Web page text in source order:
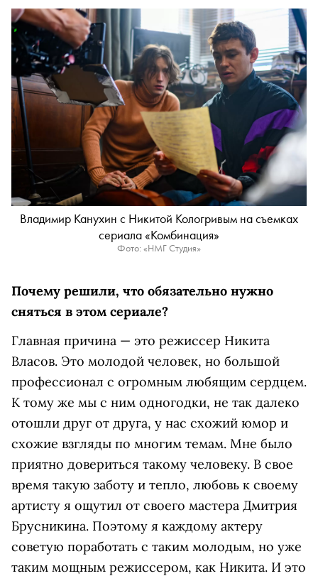
Владимир Канухин с Никитой Кологривым на съемках
сериала «Комбинация»
Фото: «НМГ Студия»
Почему решили, что обязательно нужно
сняться в этом сериале?
Главная причина — это режиссер Никита
Власов. Это молодой человек, но большой
профессионал с огромным любящим сердцем.
К тому же мы с ним одногодки, не так далеко
отошли друг от друга, у нас схожий юмор и
схожие взгляды по многим темам. Мне было
приятно довериться такому человеку. В свое
время такую заботу и тепло, любовь к своему
артисту я ощутил от своего мастера Дмитрия
Брусникина. Поэтому я каждому актеру
советую поработать с таким молодым, но уже
таким мощным режиссером, как Никита. И это